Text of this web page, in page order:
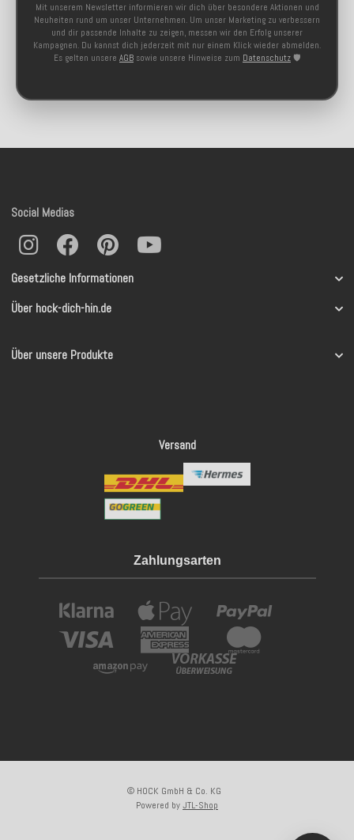
Mit unserem Newsletter informieren wir dich über besondere Aktionen und
Neuheiten rund um unser Unternehmen. Um unser Marketing zu verbessern
und dir passende Inhalte zu zeigen, messen wir den Erfolg unserer
Kampagnen. Du kannst dich jederzeit mit nur einem Klick wieder abmelden.
Es gelten unsere AGB sowie unsere Hinweise zum Datenschutz 🛡️
Gesetzliche Informationen
Über hock-dich-hin.de
Über unsere Produkte
Social Medias
Versand
Zahlungsarten
© HOCK GmbH & Co. KG
Powered byJTL-Shop